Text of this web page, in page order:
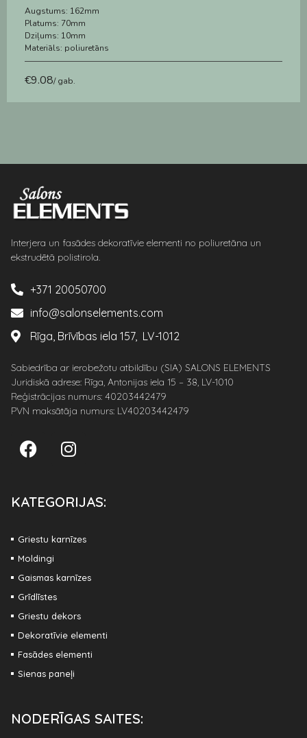
Augstums: 162mm
Platums: 70mm
Dziļums: 10mm
Materiāls: poliuretāns
€9.08/ gab.
Interjera un fasādes dekoratīvie elementi no poliuretāna un
ekstrudētā polistirola.
+371 20050700
info@salonselements.com
Rīga, Brīvības iela 157, LV-1012
Sabiedrība ar ierobežotu atbildību (SIA) SALONS ELEMENTS
Juridiskā adrese: Rīga, Antonijas iela 15 – 38, LV-1010
Reģistrācijas numurs: 40203442479
PVN maksātāja numurs: LV40203442479
KATEGORIJAS:
Griestu karnīzes
Moldingi
Gaismas karnīzes
Grīdlīstes
Griestu dekors
Dekoratīvie elementi
Fasādes elementi
Sienas paneļi
NODERĪGAS SAITES: